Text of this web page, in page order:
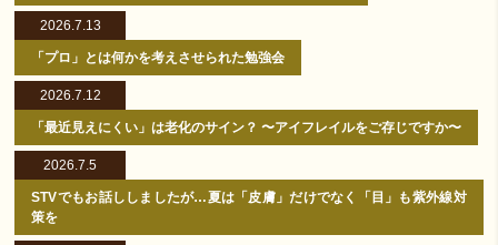
2026.7.13
「プロ」とは何かを考えさせられた勉強会
2026.7.12
「最近見えにくい」は老化のサイン？ 〜アイフレイルをご存じですか〜
2026.7.5
STVでもお話ししましたが…夏は「皮膚」だけでなく「目」も紫外線対
策を